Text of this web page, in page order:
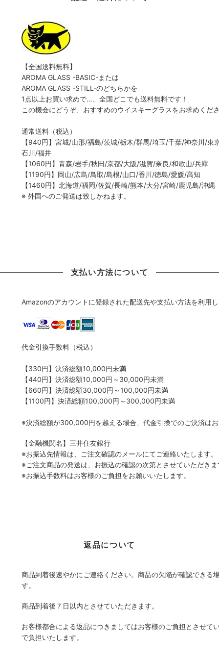
【全国送料無料】
AROMA GLASS -BASIC-または
AROMA GLASS -STILL-のどちらかを
1点以上お買い求めで…、全国どこでも送料無料です！
この機会にどうぞ、おすすめのウイスキーグラスをお求めくだ
通常送料（税込）
【940円】宮城/山形/福島/茨城/栃木/群馬/埼玉/千葉/神奈川/
石川/福井
【1060円】青森/岩手/秋田/京都/大阪/滋賀/奈良/和歌山/兵庫
【1190円】岡山/広島/鳥取/島根/山口/香川/徳島/愛媛/高知
【1460円】北海道/福岡/佐賀/長崎/熊本/大分/宮崎/鹿児島/沖縄
※ 外国へのご発送は致しかねます。
支払い方法について
Amazonのアカウントに登録された配送先や支払い方法を利用
代金引換手数料（税込）
【330円】決済総額10,000円未満
【440円】決済総額10,000円～30,000円未満
【660円】決済総額30,000円～100,000円未満
【1100円】決済総額100,000円～300,000円未満
※決済総額が300,000円を越える場合、代金引換でのご決済は
【金融機関名】三井住友銀行
※お振込先情報は、ご注文確認のメールにてご連絡いたします。
※ご注文商品の発送は、お振込の確認の次第とさせていただき
※お振込手数料はお客様のご負担をお願いいたします。
返品について
商品到着後速やかにご連絡ください。商品の欠陥が確認できる
す。
商品到着後７日以内とさせていただきます。
お客様都合による返品につきましてはお客様のご負担とさせて
で負担いたします。